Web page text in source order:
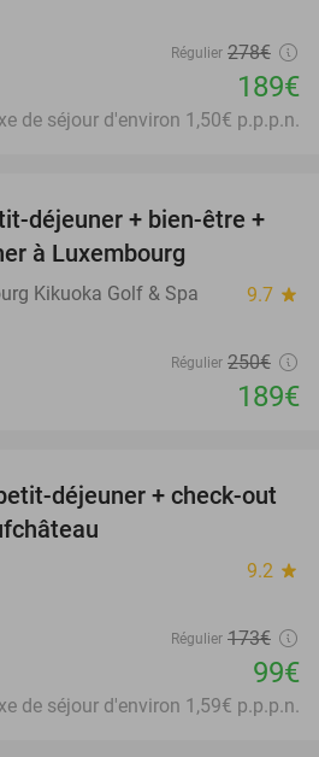
Régulier 278€
189€
de séjour d'environ 1,50€ p.p.p.n.
24%
déjeuner + bien-être +
à Luxembourg
Kikuoka Golf & Spa 9.7 star
Régulier 250€
189€
43%
déjeuner + check-out
9.2 star
Régulier 173€
99€
de séjour d'environ 1,59€ p.p.p.n.